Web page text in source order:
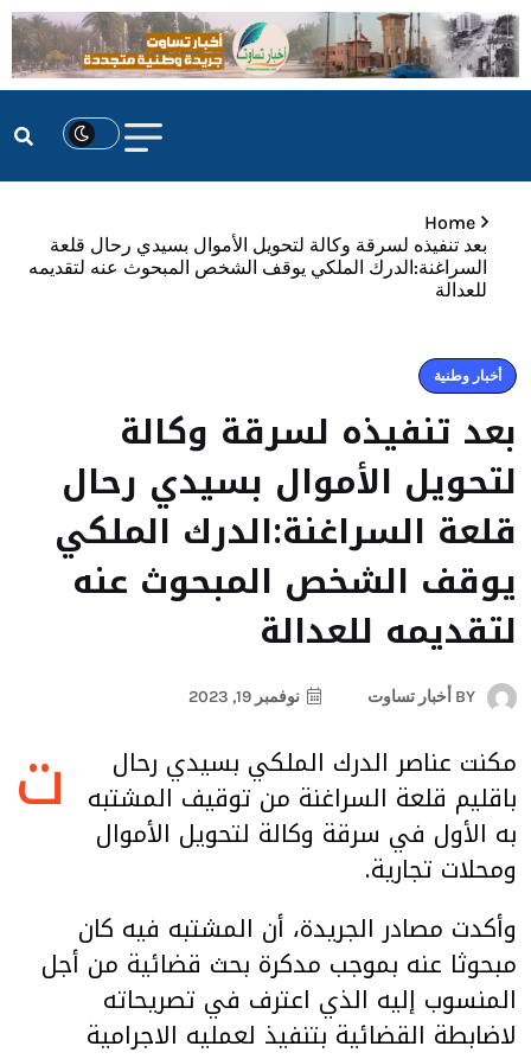
Home
بعد تنفيذه لسرقة وكالة لتحويل الأموال بسيدي رحال قلعة
السراغنة:الدرك الملكي يوقف الشخص المبحوث عنه لتقديمه
للعدالة
أخبار وطنية
بعد تنفيذه لسرقة وكالة
لتحويل الأموال بسيدي رحال
قلعة السراغنة:الدرك الملكي
يوقف الشخص المبحوث عنه
لتقديمه للعدالة
BY أخبار تساوت نوفمبر 19, 2023
ت مكنت عناصر الدرك الملكي بسيدي رحال
باقليم قلعة السراغنة من توقيف المشتبه
به الأول في سرقة وكالة لتحويل الأموال
ومحلات تجارية.
وأكدت مصادر الجريدة، أن المشتبه فيه كان
مبحوثا عنه بموجب مدكرة بحث قضائية من أجل
المنسوب إليه الذي اعترف في تصريحاته
لاضابطة القضائية بتنفيذ لعمليه الاجرامية